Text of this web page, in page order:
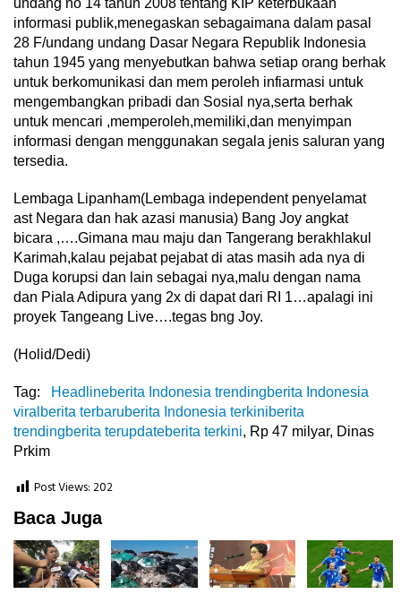
undang no 14 tahun 2008 tentang KIP keterbukaan
informasi publik,menegaskan sebagaimana dalam pasal
28 F/undang undang Dasar Negara Republik Indonesia
tahun 1945 yang menyebutkan bahwa setiap orang berhak
untuk berkomunikasi dan mem peroleh infiarmasi untuk
mengembangkan pribadi dan Sosial nya,serta berhak
untuk mencari ,memperoleh,memiliki,dan menyimpan
informasi dengan menggunakan segala jenis saluran yang
tersedia.
Lembaga Lipanham(Lembaga independent penyelamat
ast Negara dan hak azasi manusia) Bang Joy angkat
bicara ,….Gimana mau maju dan Tangerang berakhlakul
Karimah,kalau pejabat pejabat di atas masih ada nya di
Duga korupsi dan lain sebagai nya,malu dengan nama
dan Piala Adipura yang 2x di dapat dari RI 1…apalagi ini
proyek Tangeang Live….tegas bng Joy.
(Holid/Dedi)
Tag:
Headlineberita Indonesia trendingberita Indonesia
viralberita terbaruberita Indonesia terkiniberita
trendingberita terupdateberita terkini, Rp 47 milyar, Dinas
Prkim
Post Views:202
Baca Juga